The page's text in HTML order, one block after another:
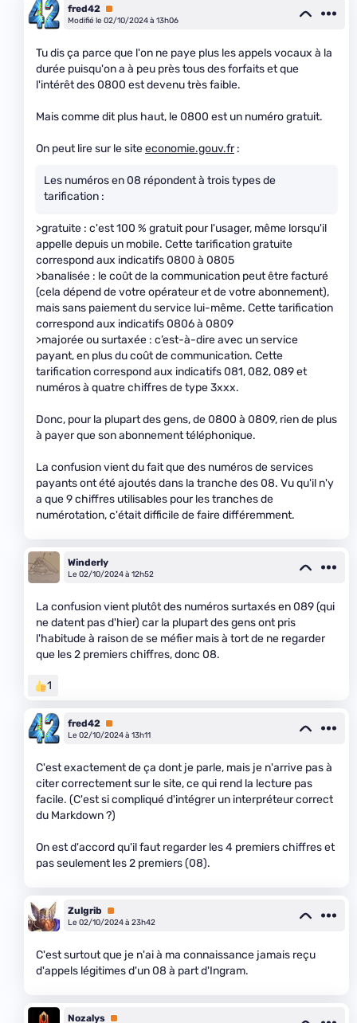
fred42 Premium
Modifié le 02/10/2024 à 13h06
Tu dis ça parce que l'on ne paye plus les appels vocaux à la
durée puisqu'on a à peu près tous des forfaits et que
l'intérêt des 0800 est devenu très faible.
Mais comme dit plus haut, le 0800 est un numéro gratuit.
On peut lire sur le siteeconomie.gouv.fr:
Les numéros en 08 répondent à trois types de
tarification :
>gratuite : c'est 100 % gratuit pour l'usager, même lorsqu'il
appelle depuis un mobile. Cette tarification gratuite
correspond aux indicatifs 0800 à 0805
>banalisée : le coût de la communication peut être facturé
(cela dépend de votre opérateur et de votre abonnement),
mais sans paiement du service lui-même. Cette tarification
correspond aux indicatifs 0806 à 0809
>majorée ou surtaxée : c’est-à-dire avec un service
payant, en plus du coût de communication. Cette
tarification correspond aux indicatifs 081, 082, 089 et
numéros à quatre chiffres de type 3xxx.
Donc, pour la plupart des gens, de 0800 à 0809, rien de plus
à payer que son abonnement téléphonique.
La confusion vient du fait que des numéros de services
payants ont été ajoutés dans la tranche des 08. Vu qu'il n'y
a que 9 chiffres utilisables pour les tranches de
numérotation, c'était difficile de faire différemment.
Winderly
Le 02/10/2024 à 12h52
La confusion vient plutôt des numéros surtaxés en 089 (qui
ne datent pas d'hier) car la plupart des gens ont pris
l'habitude à raison de se méfier mais à tort de ne regarder
que les 2 premiers chiffres, donc 08.
1
fred42 Premium
Le 02/10/2024 à 13h11
C'est exactement de ça dont je parle, mais je n'arrive pas à
citer correctement sur le site, ce qui rend la lecture pas
facile. (C'est si compliqué d'intégrer un interpréteur correct
du Markdown ?)
On est d'accord qu'il faut regarder les 4 premiers chiffres et
pas seulement les 2 premiers (08).
Zulgrib
Premium
Le 02/10/2024 à 23h42
C'est surtout que je n'ai à ma connaissance jamais reçu
d'appels légitimes d'un 08 à part d'Ingram.
Nozalys Premium